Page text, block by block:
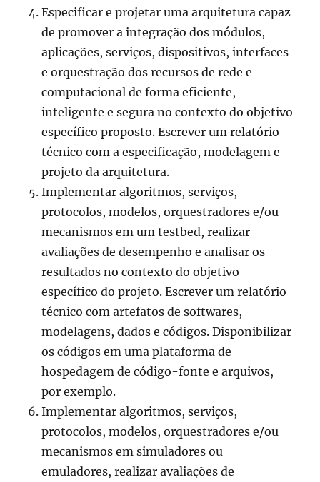
Especificar e projetar uma arquitetura capaz
de promover a integração dos módulos,
aplicações, serviços, dispositivos, interfaces
e orquestração dos recursos de rede e
computacional de forma eficiente,
inteligente e segura no contexto do objetivo
específico proposto. Escrever um relatório
técnico com a especificação, modelagem e
projeto da arquitetura.
Implementar algoritmos, serviços,
protocolos, modelos, orquestradores e/ou
mecanismos em um testbed, realizar
avaliações de desempenho e analisar os
resultados no contexto do objetivo
específico do projeto. Escrever um relatório
técnico com artefatos de softwares,
modelagens, dados e códigos. Disponibilizar
os códigos em uma plataforma de
hospedagem de código-fonte e arquivos,
por exemplo.
Implementar algoritmos, serviços,
protocolos, modelos, orquestradores e/ou
mecanismos em simuladores ou
emuladores, realizar avaliações de